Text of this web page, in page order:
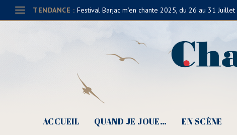
TENDANCE : Festival Barjac m’en chante 2025, du 26 au 31 Juillet
ACCUEIL QUAND JE JOUE… EN SCÈNE